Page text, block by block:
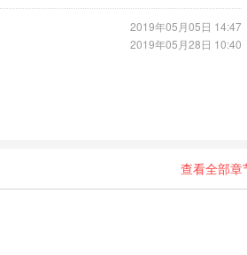
2019年05月05日 14:47
2019年05月28日 10:40
查看全部章